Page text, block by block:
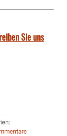
Sie uns